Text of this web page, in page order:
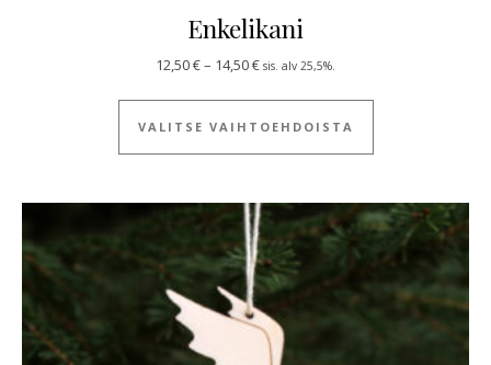
Enkelikani
12,50€– 14,50€Hintaluokka: 12,50 € - 14,50 €
sis. alv 25,5%.
VALITSE VAIHTOEHDOISTA
Tällä tuotteella